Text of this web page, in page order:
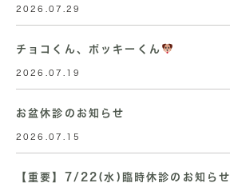
2026.07.29
チョコくん、ポッキーくん
2026.07.19
お盆休診のお知らせ
2026.07.15
【重要】7/22(水)臨時休診のお知らせ